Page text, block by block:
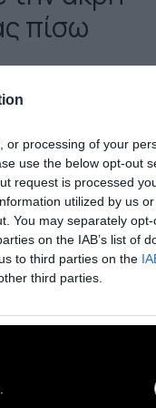
or processing of your
use the below opt-out
request is processed
utilized by us
You may separately
on the IAB’s list of
to third parties on the
third parties.
πίσω
ή το δικό μας
εκκλησία,
του.Τα
να μην
γίνονται
δεν